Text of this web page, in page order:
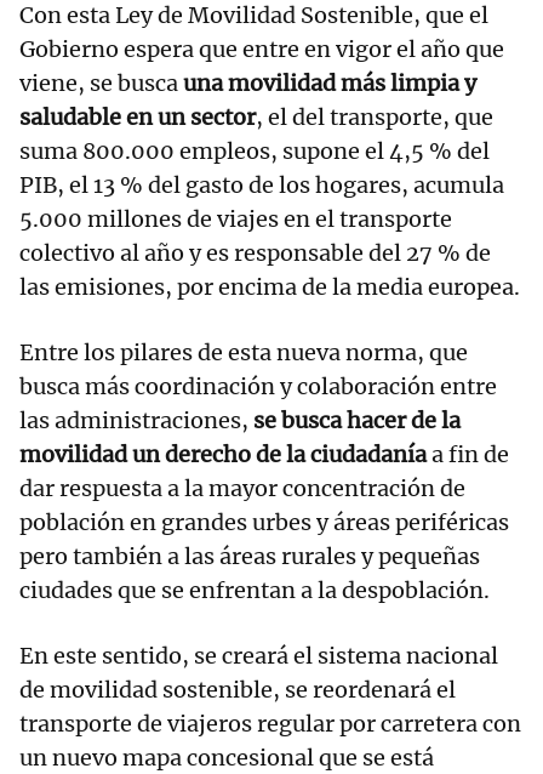
Con esta Ley de Movilidad Sostenible, que el
Gobierno espera que entre en vigor el año que
viene, se buscauna movilidad más limpia y
saludable en un sector, el del transporte, que
suma 800.000 empleos, supone el 4,5 % del
PIB, el 13 % del gasto de los hogares, acumula
5.000 millones de viajes en el transporte
colectivo al año y es responsable del 27 % de
las emisiones, por encima de la media europea.
Entre los pilares de esta nueva norma, que
busca más coordinación y colaboración entre
las administraciones, se busca hacer de la
movilidad un derecho de la ciudadaníaa fin de
dar respuesta a la mayor concentración de
población en grandes urbes y áreas periféricas
pero también a las áreas rurales y pequeñas
ciudades que se enfrentan a la despoblación.
En este sentido, se creará el sistema nacional
de movilidad sostenible, se reordenará el
transporte de viajeros regular por carretera con
un nuevo mapa concesional que se está